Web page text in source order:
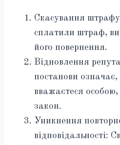
Скасування
сплатили штраф,
його повернення.
Відновлення
постанови
вважаєтеся
закон.
Уникнення
відповідальності: